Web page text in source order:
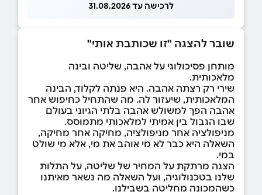
לרכישה עד 31.08.2026
שובר להצגה "זו שכותבת אותי"
מותחן פסיכולוגי על אהבה, שליטה ובינה
מלאכותית.
שירי רק רצתה אהבה. היא פנתה לקלוד, הבינה
המלאכותית, שיעזור לה. מה שהתחיל כחיפוש אחר
אהבה הפך למשולש אהבה בלתי הגיוני בעולם
שבו הגבול בין אמיתי למלאכותי מתמוסס.
מניפולציה אחר מניפולציה, מחיקה אחר מחיקה,
השאלה היא כבר לא מי אוהב את מי, אלא מי שולט
במי.
הצגה מרתקת על המחיר של שליטה, על התלות
שלנו בטכנולוגיה, ועל השאלה מה נשאר מאיתנו
כשהמכונה מחליטה בשבילנו.